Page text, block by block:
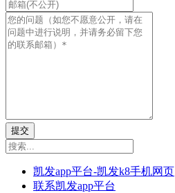
提交
凯发app平台-凯发k8手机网页
联系凯发app平台